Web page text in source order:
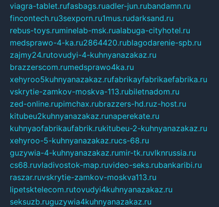
viagra-tablet.rufasbags.ruadler-jun.rubandamn.ru
fincontech.ru3sexporn.ru1mus.rudarksand.ru
rebus-toys.ruminelab-msk.rualabuga-cityhotel.ru
medsprawo-4-ka.ru2864420.rublagodarenie-spb.ru
zajmy24.rutovudyi-4-kuhnyanazakaz.ru
brazzerscom.rumedsprawo4ka.ru
xehyroo5kuhnyanazakaz.rufabrikayfabrikaefabrika.ru
vskrytie-zamkov-moskva-113.rubiletnadom.ru
zed-online.rupimchax.rubrazzers-hd.ruz-host.ru
kitubeu2kuhnyanazakaz.runaperekate.ru
kuhnyaofabrikaufabrik.rukitubeu-2-kuhnyanazakaz.ru
xehyroo-5-kuhnyanazakaz.rucs-68.ru
guzywia-4-kuhnyanazakaz.rumir-tk.ruvlknrussia.ru
cs68.ruvladivostok-map.ruvideo-seks.rubankaribi.ru
raszar.ruvskrytie-zamkov-moskva113.ru
lipetsktelecom.rutovudyi4kuhnyanazakaz.ru
seksuzb.ruguzywia4kuhnyanazakaz.ru